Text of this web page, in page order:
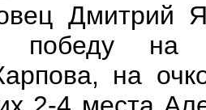
Дмитрий
победу на
на